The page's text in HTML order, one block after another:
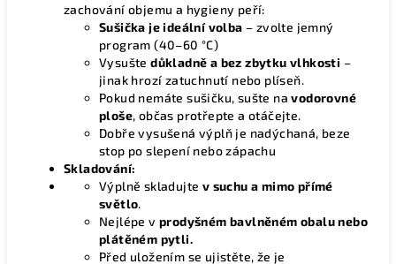
zachování objemu a hygieny peří:
Sušička je ideální volba – zvolte jemný
program (40–60 °C)
Vysuštedůkladně a bez zbytku vlhkosti –
jinak hrozí zatuchnutí nebo plíseň.
Pokud nemáte sušičku, sušte navodorovné
ploše, občas protřepte a otáčejte.
Dobře vysušená výplň je nadýchaná, beze
stop po slepení nebo zápachu
Skladování:
Výplně skladujte v suchu a mimo přímé
světlo.
Nejlépe v prodyšném bavlněném obalu nebo
plátěném pytli.
Před uložením se ujistěte, že je